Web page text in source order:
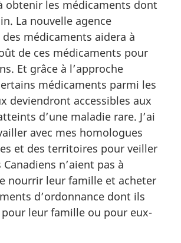
obtenir les médicaments dont
La nouvelle agence
médicaments aidera à
de ces médicaments pour
Et grâce à l’approche
médicaments parmi les
deviendront accessibles aux
d’une maladie rare. J’ai
avec mes homologues
et des territoires pour veiller
Canadiens n’aient pas à
nourrir leur famille et acheter
d’ordonnance dont ils
leur famille ou pour eux-